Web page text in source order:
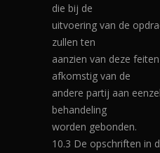
die bij de
uitvoering van de
zullen ten
aanzien van deze
afkomstig van de
andere partij aan
behandeling
worden gebonden.
10.3 De opschriften in